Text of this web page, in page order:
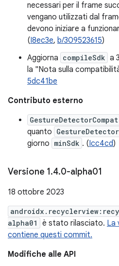
necessari per il frame
vengano utilizzati dal
devono iniziare a
(I8ec3e, b/309523615)
Aggiorna compileSdk a
la "Nota sulla
5dc41be
Contributo esterno
GestureDetectorCompat
quanto GestureDetector
giorno minSdk . (Icc4cd)
Versione 1.4.0-alpha01
18 ottobre 2023
alpha01
è stato rilasciato. La
contiene questi commit.
Modifiche alle API